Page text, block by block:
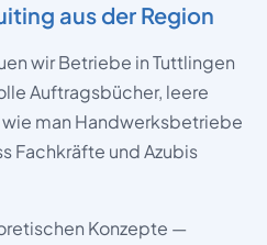
aus der Region
wir Betriebe in Tuttlingen
Auftragsbücher, leere
man Handwerksbetriebe
Fachkräfte und Azubis
Konzepte —